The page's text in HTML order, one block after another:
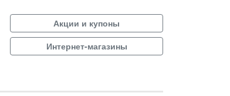
Акции и купоны
Интернет-магазины